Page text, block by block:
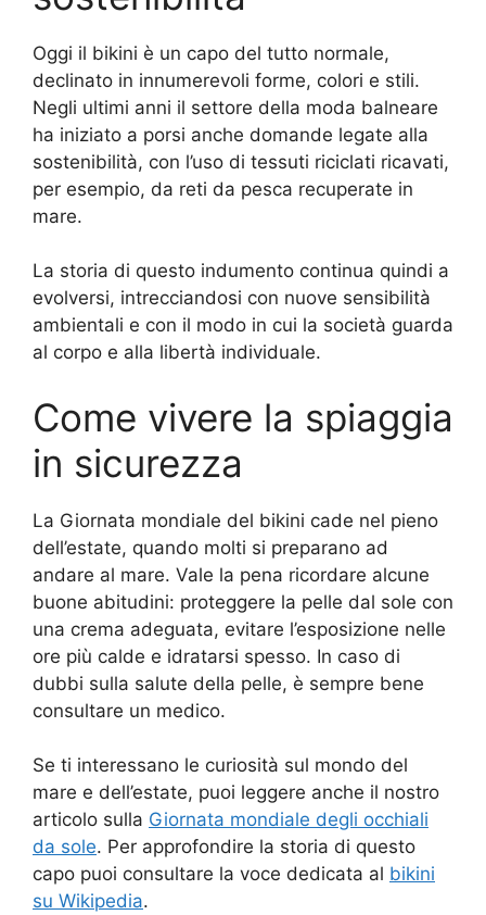
Oggi il bikini è un capo del tutto normale,
declinato in innumerevoli forme, colori e stili.
Negli ultimi anni il settore della moda balneare
ha iniziato a porsi anche domande legate alla
sostenibilità, con l’uso di tessuti riciclati ricavati,
per esempio, da reti da pesca recuperate in
mare.
La storia di questo indumento continua quindi a
evolversi, intrecciandosi con nuove sensibilità
ambientali e con il modo in cui la società guarda
al corpo e alla libertà individuale.
Come vivere la spiaggia
in sicurezza
La Giornata mondiale del bikini cade nel pieno
dell’estate, quando molti si preparano ad
andare al mare. Vale la pena ricordare alcune
buone abitudini: proteggere la pelle dal sole con
una crema adeguata, evitare l’esposizione nelle
ore più calde e idratarsi spesso. In caso di
dubbi sulla salute della pelle, è sempre bene
consultare un medico.
Se ti interessano le curiosità sul mondo del
mare e dell’estate, puoi leggere anche il nostro
articolo sulla Giornata mondiale degli occhiali
da sole. Per approfondire la storia di questo
capo puoi consultare la voce dedicata al bikini
su Wikipedia.